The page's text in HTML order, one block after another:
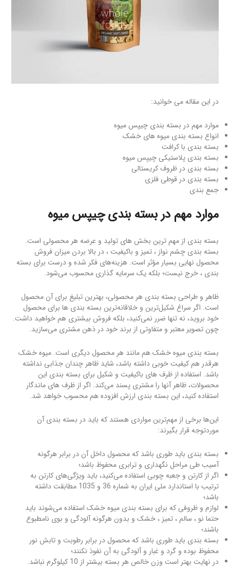
در این مقاله می خوانید:
موارد مهم در بسته بندی چیپس میوه
انواع بسته بندی میوه های خشک
بسته بندی با کرافت
بسته بندی پلاستیکی چیپس میوه
بسته بندی در ظروف کریستالی
بسته بندی در قوطی فلزی
جمع بندی
موارد مهم در بسته بندی چیپس میوه
بسته بندی از مهم ترین بخش های تولید و عرضه هر محصولی است.
بسته بندی چشم نواز ، تمیز و باکیفیت ، در بالا بردن میزان فروش
محصول نهایی بسیار مؤثر است. هزینه‌های فکر شده و درست برای بسته
بندی ، خرج نیست؛ بلکه یک سرمایه گذاری محسوب می‌شود.
ظاهر و طراحی بسته بندی هر محصولی، بهترین تبلیغ برای آن محصول
است. اگر سراغ شکیل‌ترین و خلاقانه‌ترین بسته بندی ها برای محصول
خود بروید، نه تنها ضرر نمی‌کنید، بلکه فروش بیشتری هم خواهید داشت.
چون تصویر معتبر و متفاوتی از برند خود در ذهن مشتری می‌سازید.
بسته بندی میوه خشک هم مانند هر محصول دیگری است. میوه خشک
هرقدر هم کیفیت خوبی داشته باشد، شاید ظاهر چندان جذابی نداشته
باشد. استفاده از ظرف های باکیفیت و شکیل برای بسته بندی این
محصولات، ظاهر آنها را مشتری پسند می‌کند. اگر از ظرف های ماندگار
استفاده کنید، این بسته بندی ارزش افزوده هم محسوب خواهد شد.
این‌ها برخی از مهم‌ترین مواردی هستند که باید در بسته بندی آن
موردتوجه قرار بگیرند:
بسته بندی باید طوری باشد که محصول داخل آن در برابر هرگونه
آسیب طی مراحل نگهداری و ترابری محفوظ باشد؛
اگر از کارتن و جعبه چوبی استفاده می‌کنید، باید ویژگی‌های کارتن به
ترتیب با استاندارد ملی ایران به شماره 36 و 1035 مطابقت داشته
باشد؛
لوازم و ظروفی که برای بسته بندی میوه خشک استفاده می‌شوند باید
حتما نو ، سالم ، تمیز ، خشک و بدون هرگونه آلودگی و بوی نامطبوع
باشند؛
بسته بندی باید طوری باشد که محصول در برابر رطوبت و تابش نور
محفوظ بوده و گرد و غبار و آلودگی به آن نفوذ نکنند؛
در نهایت بهتر است وزن خالص هر بسته بیشتر از 10 کیلوگرم نباشد.